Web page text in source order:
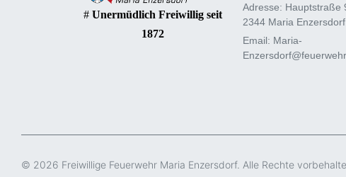
# Unermüdlich Freiwillig seit
1872
Adresse: Hauptstraße
2344 Maria Enzersdorf
Email: Maria-
© 2026 Freiwillige Feuerwehr Maria Enzersdorf. Alle Rechte